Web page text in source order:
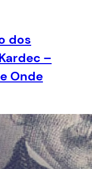
dos
–
Onde